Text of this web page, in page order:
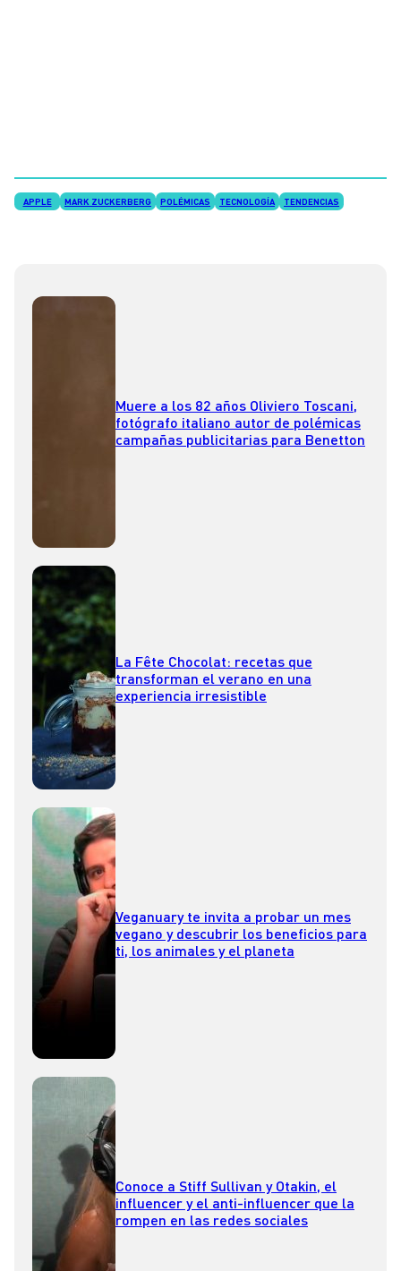
APPLE MARK ZUCKERBERG POLÉMICAS TECNOLOGÍA TENDENCIAS
Muere a los 82 años Oliviero Toscani,
fotógrafo italiano autor de polémicas
campañas publicitarias para Benetton
La Fête Chocolat: recetas que
transforman el verano en una
experiencia irresistible
Veganuary te invita a probar un mes
vegano y descubrir los beneficios para
ti, los animales y el planeta
Conoce a Stiff Sullivan y Otakin, el
influencer y el anti-influencer que la
rompen en las redes sociales